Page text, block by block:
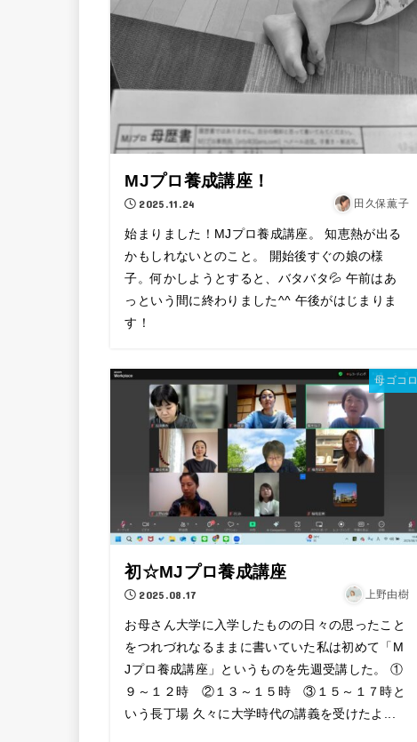
MJプロ養成講座！
2025.11.24 田久保薫子
始まりました！MJプロ養成講座。 知恵熱が出る
かもしれないとのこと。 開始後すぐの娘の様
子。何かしようとすると、バタバタ💦 午前はあ
っという間に終わりました^^ 午後がはじまりま
す！
母ゴコロ
初☆MJプロ養成講座
2025.08.17 上野由樹
お母さん大学に入学したものの日々の思ったこと
をつれづれなるままに書いていた私は初めて「M
Jプロ養成講座」というものを先週受講した。 ①
９～１２時 ②１３～１５時 ③１５～１７時と
いう長丁場 久々に大学時代の講義を受けたよ...